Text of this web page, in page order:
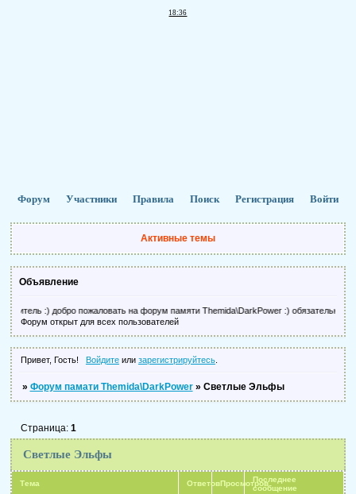
18:36
Форум Участники Правила Поиск Регистрация Войти
Активные темы
Объявление
:) добро пожаловать на форум памяти Themida\DarkPower :) обязательно
Форум открыт для всех пользователей
Привет, Гость! Войдитеили зарегистрируйтесь.
» Форум памати Themida\DarkPower » Светлые Эльфы
Светлые Эльфы
Страница: 1
Тема ОтветовПросмотровПоследнее
сообщение